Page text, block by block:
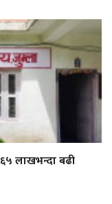
६५ लाखभन्दा बढी